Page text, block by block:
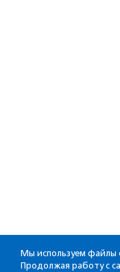
Мы используем файлы
Продолжая работу с